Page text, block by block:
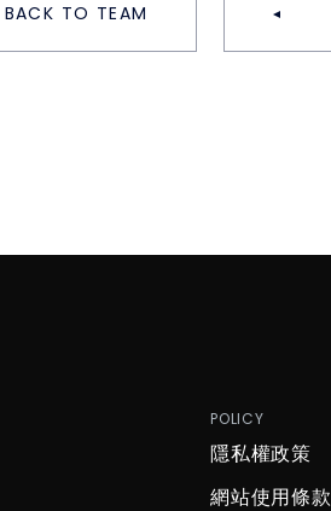
BACK TO TEAM
POLICY
隱私權政策
網站使用條款